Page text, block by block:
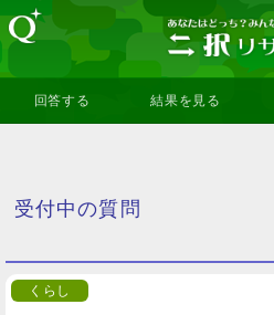
回答する 結果を見る
受付中の質問
くらし